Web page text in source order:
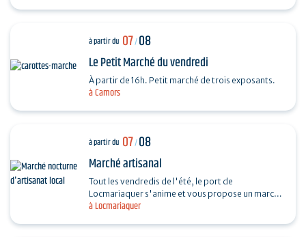
à Camors
à partir du 07/08
Le Petit Marché du vendredi
À partir de 16h. Petit marché de trois exposants.
à Locmariaquer
à partir du 07/08
Marché artisanal
Tout les vendredis de l'été, le port de
Locmariaquer s'anime et vous propose un marché
nocturne d'artisanat local. Les musiciens